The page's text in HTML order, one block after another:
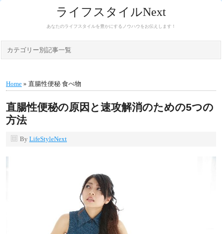
ライフスタイルNext
あなたのライフスタイルを豊かにするノウハウをお伝えします！
カテゴリー別記事一覧
Home » 直腸性便秘 食べ物
直腸性便秘の原因と速攻解消のための5つの
方法
By LifeStyleNext